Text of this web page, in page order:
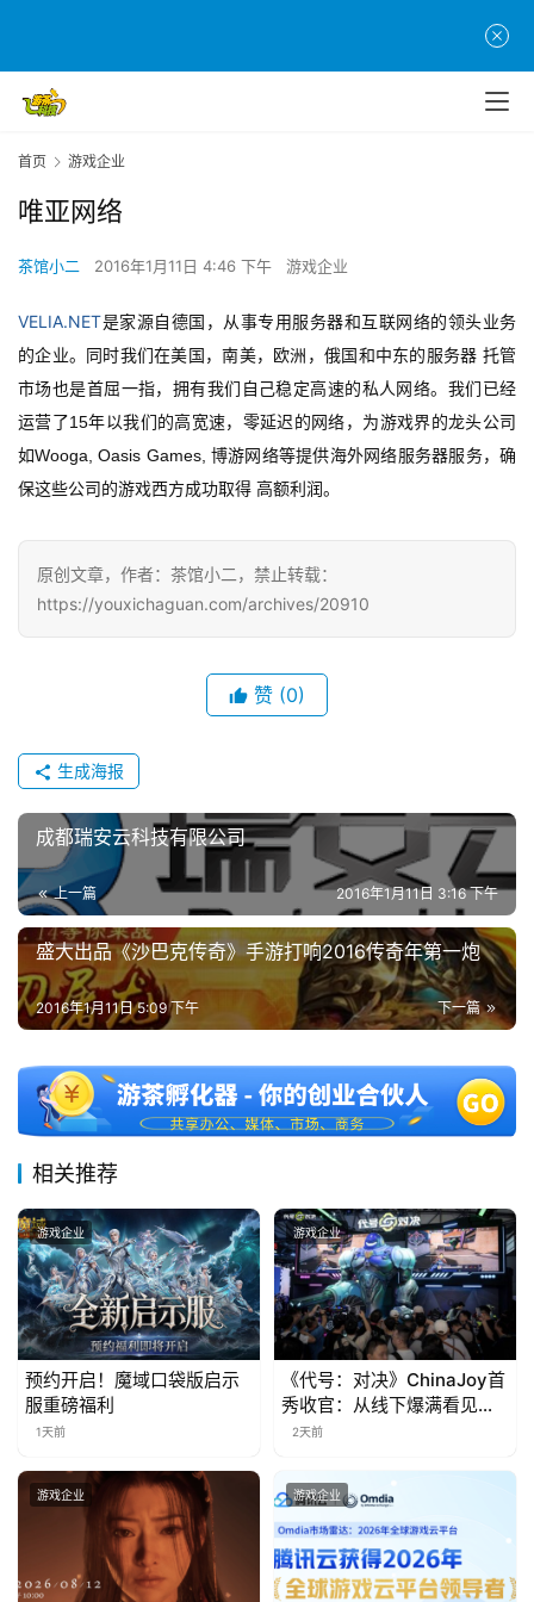
游
原
戏
业
界
手
机
戏
单
机
休
闲
游
戏
2
0
2
5
第
三
届
金
茶
7
月
3
0
日
首页 游戏企业
唯亚网络
茶馆小二 2016年1月11日 4:46 下午 游戏企业
VELIA.NET是家源自德国，从事专用服务器和互联网络的领头业务
的企业。同时我们在美国，南美，欧洲，俄国和中东的服务器 托管
市场也是首屈一指，拥有我们自己稳定高速的私人网络。我们已经
运营了15年以我们的高宽速，零延迟的网络，为游戏界的龙头公司
如Wooga, Oasis Games, 博游网络等提供海外网络服务器服务，确
保这些公司的游戏西方成功取得 高额利润。
原创文章，作者：茶馆小二，禁止转载：
https://youxichaguan.com/archives/20910
赞 (0)
生成海报
成都瑞安云科技有限公司
上一篇 2016年1月11日 3:16 下午
盛大出品《沙巴克传奇》手游打响2016传奇年第一炮
下一篇
2016年1月11日 5:09 下午
相关推荐
游戏企业
预约开启！魔域口袋版启示
服重磅福利
1天前
游戏企业
《代号：对决》ChinaJoy首
秀收官：从线下爆满看见玩
家的真实期待
2天前
游戏企业 游戏企业